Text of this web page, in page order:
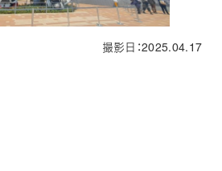
撮影日：2025.04.17